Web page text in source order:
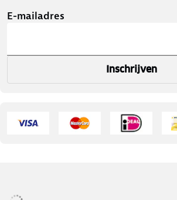
E-mailadres
Inschrijven